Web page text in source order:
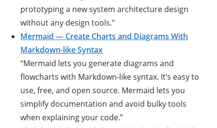
prototyping a new system architecture design
without any design tools.”
Mermaid — Create Charts and Diagrams With
Markdown-like Syntax
“Mermaid lets you generate diagrams and
flowcharts with Markdown-like syntax. It’s easy to
use, free, and open source. Mermaid lets you
simplify documentation and avoid bulky tools
when explaining your code.”